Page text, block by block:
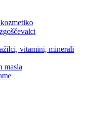
vitamini, minerali
masla